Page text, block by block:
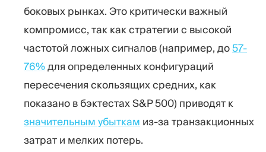
боковых рынках. Это критически важный
компромисс, так как стратегии с высокой
частотой ложных сигналов (например, до57-
76%для определенных конфигураций
пересечения скользящих средних, как
показано в бэктестах S&P 500) приводят к
значительным убыткам из-за транзакционных
затрат и мелких потерь.